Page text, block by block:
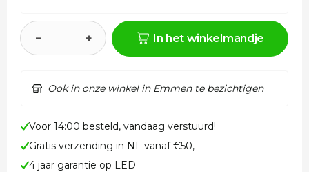
− + In het winkelmandje
Ook in onze winkel in Emmen te bezichtigen
Voor 14:00 besteld, vandaag verstuurd!
Gratis verzending in NL vanaf €50,-
4 jaar garantie op LED